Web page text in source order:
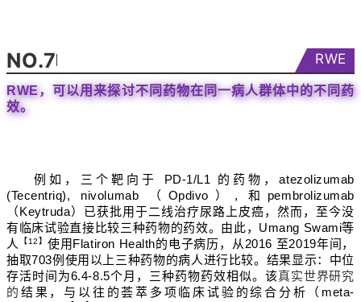
NO.7 RWE
RWE，可以用来探讨不同药物在同一病人群体中的不同药
效。
例如，三个靶向于 PD-1/L1 的药物，atezolizumab
(Tecentriq), nivolumab （Opdivo）, 和pembrolizumab
（Keytruda）已获批用于二线治疗尿路上皮癌，然而，至今没
有临床试验直接比较三种药物的药效。由此，Umang Swami等
人
【12】 使用Flatiron Health的电子病历，从2016 至2019年间，
抽取703例使用以上三种药物的病人进行比较。结果显示：中位
存活时间为6.4-8.5个月，三种药物药效相似。该真实世界研究
的 结果，与以往的荟萃多项临床试验的综合分析（meta-